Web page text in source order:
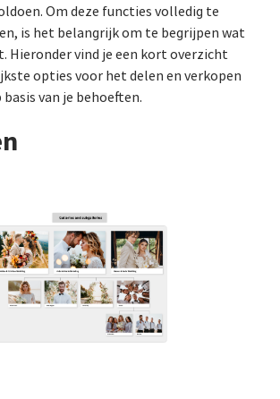
Om deze functies volledig te
is het belangrijk om te begrijpen wat
Hieronder vind je een kort overzicht
opties voor het delen en verkopen
van je behoeften.